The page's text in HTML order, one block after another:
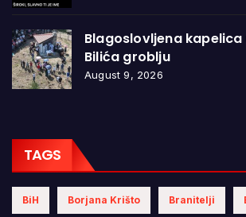
Blagoslovljena
Bilića groblju
August 9, 2026
TAGS
BiH Borjana Krišto Branitelji